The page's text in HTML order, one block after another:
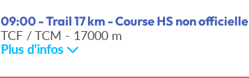
09:00 - Trail 17 km - Course HS non officielle
TCF / TCM - 17000 m
Plus d'infos